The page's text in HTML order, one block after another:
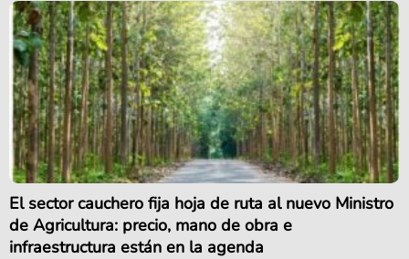
El sector cauchero fija hoja de ruta al nuevo Ministro
de Agricultura: precio, mano de obra e
infraestructura están en la agenda